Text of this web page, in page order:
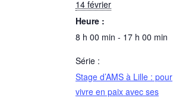
14 février
Heure :
8 h 00 min - 17 h 00 min
Série :
Stage d’AMS à Lille : pour
vivre en paix avec ses